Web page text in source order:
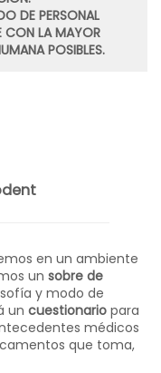
DE PERSONAL
CON LA MAYOR
POSIBLES.
en un ambiente
un sobre de
y modo de
un cuestionario para
médicos
que toma,